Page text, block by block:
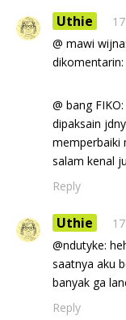
Uthie
@ mawi
dikomentarin:
@ bang
dipaksain
memperbaiki
salam kenal
Reply
Uthie
@ndutyke:
saatnya aku
banyak ga
Reply